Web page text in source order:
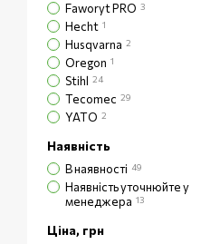
Faworyt PRO 3
Hecht 1
Husqvarna 2
Oregon 1
Stihl 24
Tecomec 29
YATO 2
Наявність
В наявності 49
Наявність уточнюйте у
менеджера 13
Ціна, грн